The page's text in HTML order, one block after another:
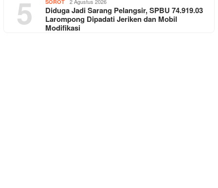
5 SOROT
Diduga Jadi Sarang Pelangsir, SPBU 74.919.03
Larompong Dipadati Jeriken dan Mobil
Modifikasi